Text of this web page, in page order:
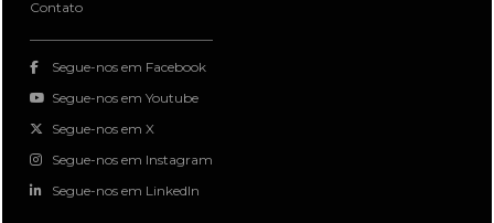
Contato
Segue-nos em Facebook
Segue-nos em Youtube
Segue-nos em X
Segue-nos em Instagram
Segue-nos em LinkedIn